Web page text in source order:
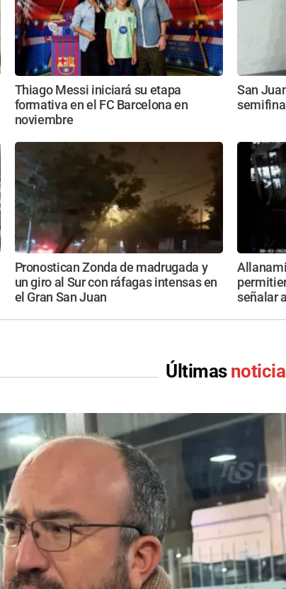
Thiago Messi iniciará su etapa
formativa en el FC Barcelona en
noviembre
San
Pronostican Zonda de madrugada y
un giro al Sur con ráfagas intensas en
el Gran San Juan
señalar
Últimas